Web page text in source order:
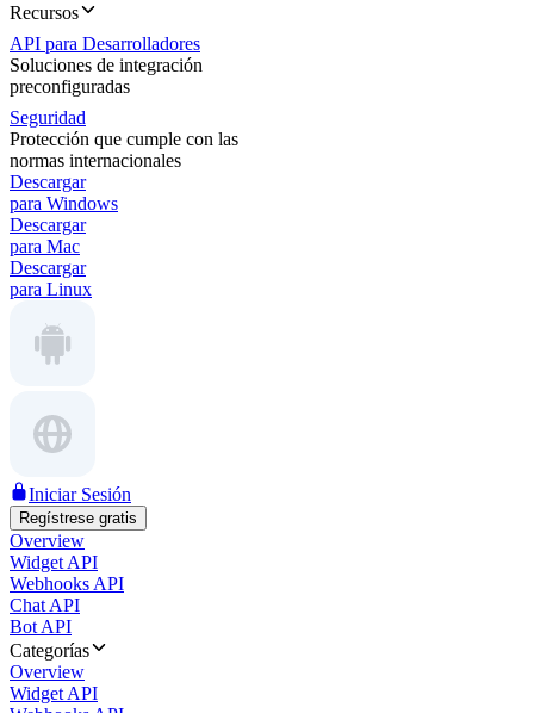
Recursos
API para Desarrolladores
Soluciones de integración
preconfiguradas
Seguridad
Protección que cumple con las
normas internacionales
Descargar
para Windows
Descargar
para Mac
Descargar
para Linux
Iniciar Sesión
Regístrese gratis
Overview
Widget API
Webhooks API
Chat API
Bot API
Categorías
Overview
Widget API